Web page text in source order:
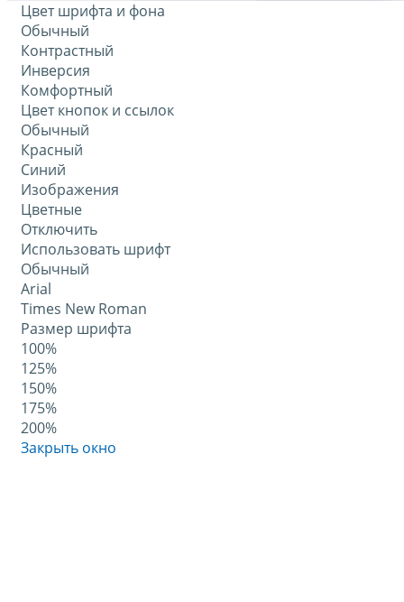
Цвет шрифта и фона
Обычный
Контрастный
Инверсия
Комфортный
Цвет кнопок и ссылок
Обычный
Красный
Синий
Изображения
Цветные
Отключить
Использовать шрифт
Обычный
Arial
Times New Roman
Размер шрифта
100%
125%
150%
175%
200%
Закрыть окно